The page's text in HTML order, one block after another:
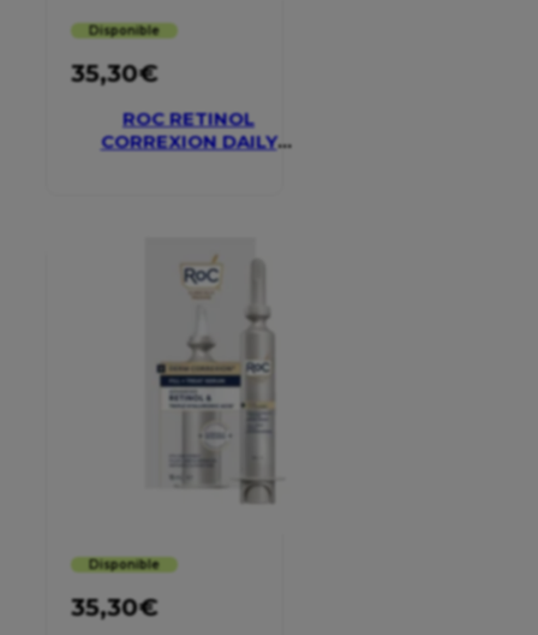
Disponible
35,30€
ROC RETINOL
CORREXION DAILY
Disponible
35,30€